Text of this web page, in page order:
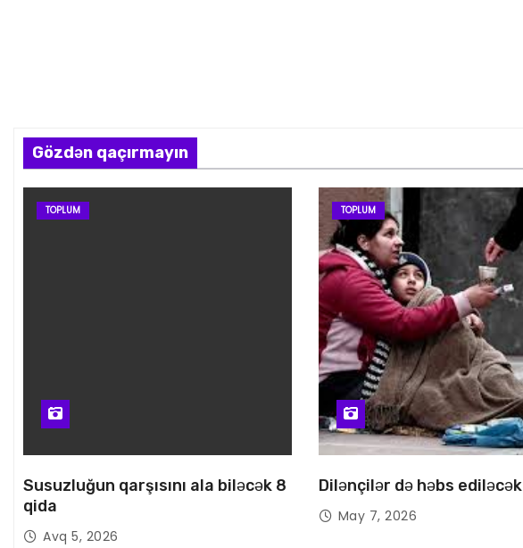
Gözdən qaçırmayın
TOPLUM
Susuzluğun qarşısını ala biləcək 8
qida
Avq 5, 2026
TOPLUM
Dilənçilər də həbs ediləcək
May 7, 2026